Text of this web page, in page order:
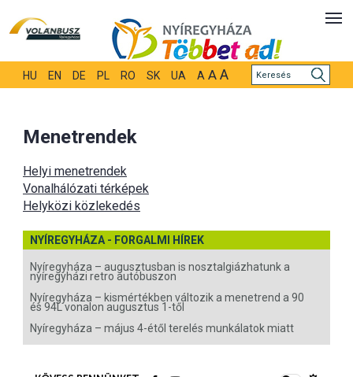
HU EN DE PL RO SK UA A A A
Menetrendek
Helyi menetrendek
Vonalhálózati térképek
Helyközi közlekedés
NYÍREGYHÁZA - FORGALMI HÍREK
Nyíregyháza – augusztusban is nosztalgiázhatunk a
nyíregyházi retro autóbuszon
Nyíregyháza – kismértékben változik a menetrend a 90
és 94L vonalon augusztus 1-től
Nyíregyháza – május 4-étől terelés munkálatok miatt